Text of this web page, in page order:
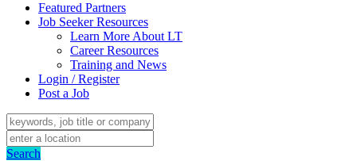
Featured Partners
Job Seeker Resources
Learn More About LT
Career Resources
Training and News
Login / Register
Post a Job
Search